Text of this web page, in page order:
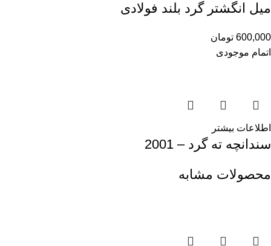
میل انگشتر گرد بلند فولادی
600,000 تومان
اتمام موجودی
اطلاعات بیشتر
سندانچه ته گرد – 2001
محصولات مشابه